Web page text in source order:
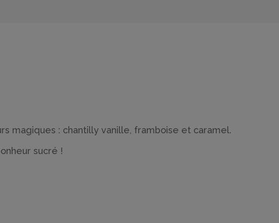
magiques : chantilly vanille, framboise et caramel.
sucré !